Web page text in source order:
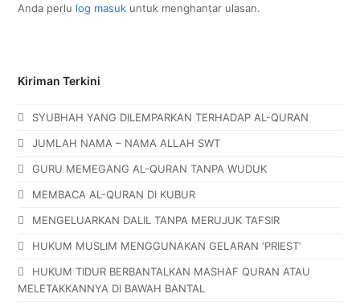
Anda perlu log masuk untuk menghantar ulasan.
Kiriman Terkini
SYUBHAH YANG DILEMPARKAN TERHADAP AL-QURAN
JUMLAH NAMA – NAMA ALLAH SWT
GURU MEMEGANG AL-QURAN TANPA WUDUK
MEMBACA AL-QURAN DI KUBUR
MENGELUARKAN DALIL TANPA MERUJUK TAFSIR
HUKUM MUSLIM MENGGUNAKAN GELARAN ‘PRIEST’
HUKUM TIDUR BERBANTALKAN MASHAF QURAN ATAU
MELETAKKANNYA DI BAWAH BANTAL